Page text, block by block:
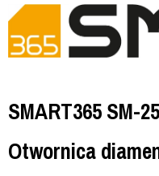
SMART365 SM-
Otwornica